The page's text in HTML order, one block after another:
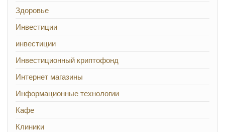
Здоровье
Инвестиции
инвестиции
Инвестиционный криптофонд
Интернет магазины
Информационные технологии
Кафе
Клиники